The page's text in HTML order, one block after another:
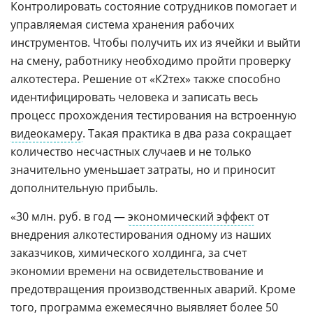
Контролировать состояние сотрудников помогает и
управляемая система хранения рабочих
инструментов. Чтобы получить их из ячейки и выйти
на смену, работнику необходимо пройти проверку
алкотестера. Решение от «К2тех» также способно
идентифицировать человека и записать весь
процесс прохождения тестирования на встроенную
видеокамеру. Такая практика в два раза сокращает
количество несчастных случаев и не только
значительно уменьшает затраты, но и приносит
дополнительную прибыль.
«30 млн. руб. в год —экономический эффектот
внедрения алкотестирования одному из наших
заказчиков, химического холдинга, за счет
экономии времени на освидетельствование и
предотвращения производственных аварий. Кроме
того, программа ежемесячно выявляет более 50